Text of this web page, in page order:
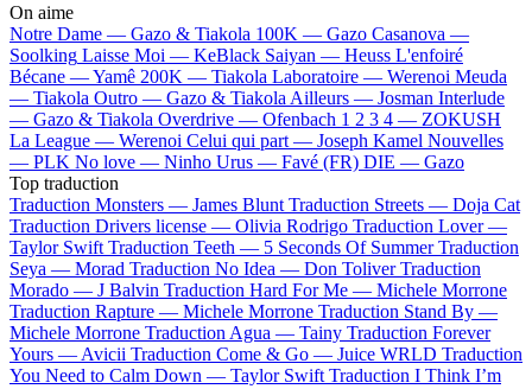
On aime
Notre Dame — Gazo & Tiakola 100K — Gazo Casanova —
Soolking Laisse Moi — KeBlack Saiyan — Heuss L'enfoiré
Bécane —Yamê 200K — Tiakola Laboratoire — Werenoi Meuda
— Tiakola Outro — Gazo & Tiakola Ailleurs — Josman Interlude
— Gazo & Tiakola Overdrive — Ofenbach 1 2 3 4 — ZOKUSH
La League — Werenoi Celui qui part — Joseph Kamel Nouvelles
— PLK No love — Ninho Urus — Favé (FR) DIE — Gazo
Top traduction
Traduction Monsters — James Blunt Traduction Streets — Doja Cat
Traduction Drivers license — Olivia Rodrigo Traduction Lover —
Taylor Swift Traduction Teeth — 5 Seconds Of Summer Traduction
Seya — Morad Traduction No Idea — Don Toliver Traduction
Morado — J Balvin Traduction Hard For Me — Michele Morrone
Traduction Rapture — Michele Morrone Traduction Stand By —
Michele Morrone Traduction Agua — Tainy Traduction Forever
Yours — Avicii Traduction Come & Go — Juice WRLD Traduction
You Need to Calm Down — Taylor Swift Traduction I Think I’m